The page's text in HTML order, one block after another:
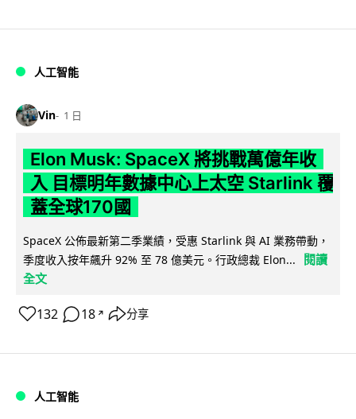
人工智能
Vin 1 日
Elon Musk: SpaceX 將挑戰萬億年收
入 目標明年數據中心上太空 Starlink 覆
蓋全球170國
SpaceX 公佈最新第二季業績，受惠 Starlink 與 AI 業務帶動，
季度收入按年飆升 92% 至 78 億美元。行政總裁 Elon...
閱讀
全文
132 18 ↗ 分享
人工智能